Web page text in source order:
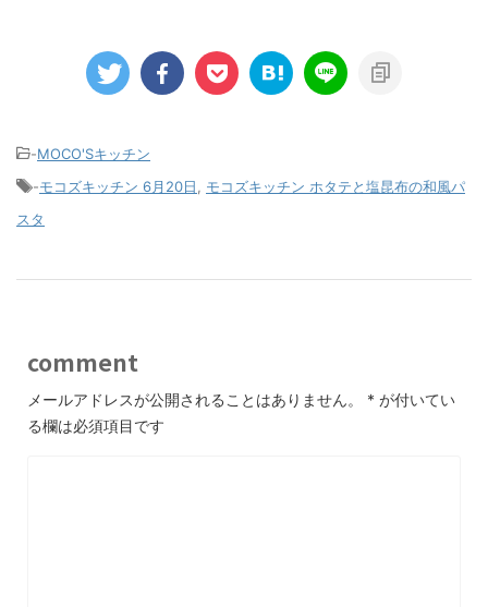
-MOCO'Sキッチン
-モコズキッチン 6月20日
モコズキッチン ホタテと塩昆布の和風パ
スタ
comment
メールアドレスが公開されることはありません。 * が付いてい
る欄は必須項目です